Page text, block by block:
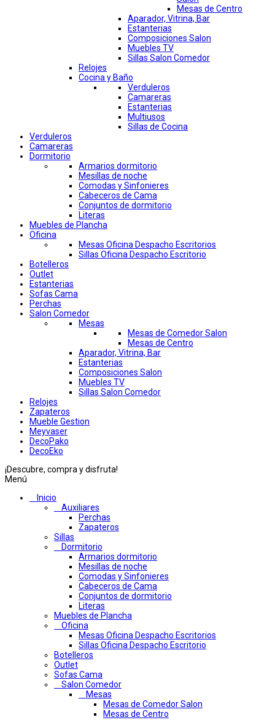
Mesas de Centro
Aparador, Vitrina, Bar
Estanterias
Composiciones Salon
Muebles TV
Sillas Salon Comedor
Relojes
Cocina y Baño
Verduleros
Camareras
Estanterias
Multiusos
Sillas de Cocina
Verduleros
Camareras
Dormitorio
Armarios dormitorio
Mesillas de noche
Comodas y Sinfonieres
Cabeceros de Cama
Conjuntos de dormitorio
Literas
Muebles de Plancha
Oficina
Mesas Oficina Despacho Escritorios
Sillas Oficina Despacho Escritorio
Botelleros
Outlet
Estanterias
Sofas Cama
Perchas
Salon Comedor
Mesas
Mesas de Comedor Salon
Mesas de Centro
Aparador, Vitrina, Bar
Estanterias
Composiciones Salon
Muebles TV
Sillas Salon Comedor
Relojes
Zapateros
Mueble Gestion
Meyvaser
DecoPako
DecoEko
¡Descubre, compra y disfruta!
Menú
Inicio
Auxiliares
Perchas
Zapateros
Sillas
Dormitorio
Armarios dormitorio
Mesillas de noche
Comodas y Sinfonieres
Cabeceros de Cama
Conjuntos de dormitorio
Literas
Muebles de Plancha
Oficina
Mesas Oficina Despacho Escritorios
Sillas Oficina Despacho Escritorio
Botelleros
Outlet
Sofas Cama
Salon Comedor
Mesas
Mesas de Comedor Salon
Mesas de Centro